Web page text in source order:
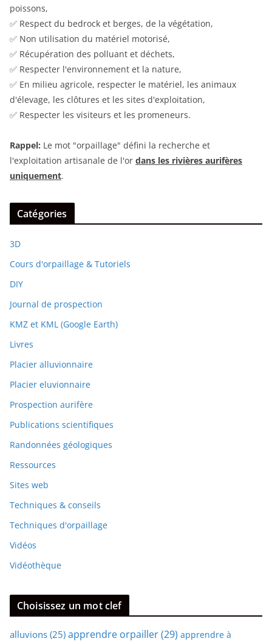
poissons,
✅ Respect du bedrock et berges, de la végétation,
✅ Non utilisation du matériel motorisé,
✅ Récupération des polluant et déchets,
✅ Respecter l'environnement et la nature,
✅ En milieu agricole, respecter le matériel, les animaux
d'élevage, les clôtures et les sites d'exploitation,
✅ Respecter les visiteurs et les promeneurs.
Rappel: Le mot "orpaillage" défini la recherche et
l'exploitation artisanale de l'or dans les rivières aurifères
uniquement.
Catégories
3D
Cours d'orpaillage & Tutoriels
DIY
Journal de prospection
KMZ et KML (Google Earth)
Livres
Placier alluvionnaire
Placier eluvionnaire
Prospection aurifère
Publications scientifiques
Randonnées géologiques
Ressources
Sites web
Techniques & conseils
Techniques d'orpaillage
Vidéos
Vidéothèque
Choisissez un mot clef
alluvions (25) apprendre orpailler(29) apprendre à